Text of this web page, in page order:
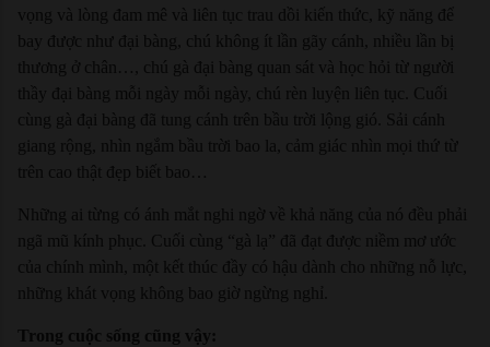
vọng và lòng đam mê và liên tục trau dồi kiến thức, kỹ năng để
bay được như đại bàng, chú không ít lần gãy cánh, nhiều lần bị
thương ở chân…, chú gà đại bàng quan sát và học hỏi từ người
thầy đại bàng mỗi ngày mỗi ngày, chú rèn luyện liên tục. Cuối
cùng gà đại bàng đã tung cánh trên bầu trời lộng gió. Sải cánh
giang rộng, nhìn ngắm bầu trời bao la, cảm giác nhìn mọi thứ từ
trên cao thật đẹp biết bao…
Những ai từng có ánh mắt nghi ngờ về khả năng của nó đều phải
ngã mũ kính phục. Cuối cùng “gà lạ” đã đạt được niềm mơ ước
của chính mình, một kết thúc đầy có hậu dành cho những nỗ lực,
những khát vọng không bao giờ ngừng nghỉ.
Trong cuộc sống cũng vậy: